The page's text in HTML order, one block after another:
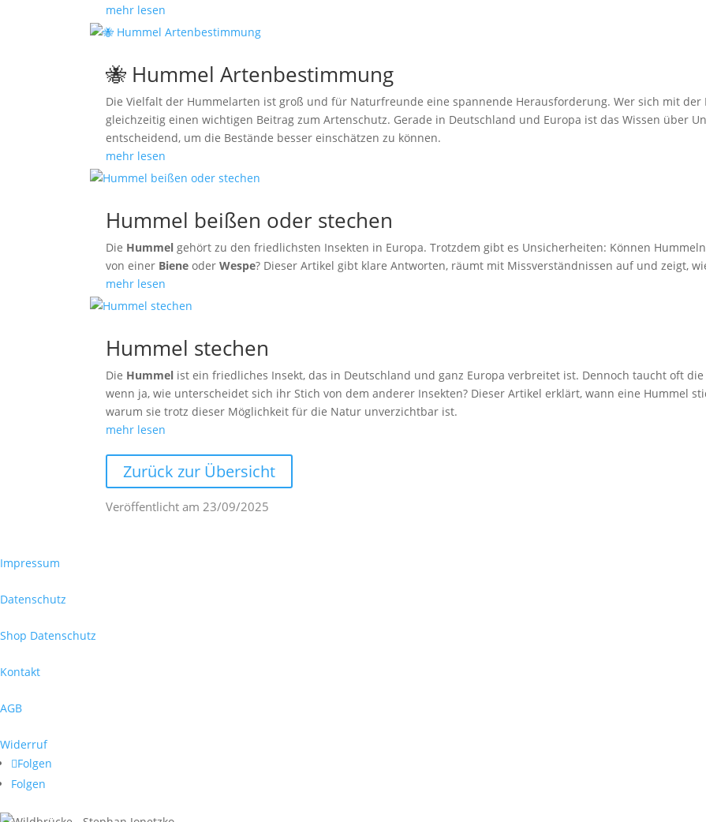
mehr lesen
🐝 Hummel Artenbestimmung
Die Vielfalt der Hummelarten ist groß und für Naturfreunde eine spannende Herausforderung. Wer sich mit
gleichzeitig einen wichtigen Beitrag zum Artenschutz. Gerade in Deutschland und Europa ist das Wissen über
entscheidend, um die Bestände besser einschätzen zu können.
mehr lesen
Hummel beißen oder stechen
Die Hummel gehört zu den friedlichsten Insekten in Europa. Trotzdem gibt es Unsicherheiten: Können Hummeln
von einer Biene oderWespe? Dieser Artikel gibt klare Antworten, räumt mit Missverständnissen auf und zeigt,
mehr lesen
Hummel stechen
Die Hummel ist ein friedliches Insekt, das in Deutschland und ganz Europa verbreitet ist. Dennoch taucht oft
wenn ja, wie unterscheidet sich ihr Stich von dem anderer Insekten? Dieser Artikel erklärt, wann eine Hummel
warum sie trotz dieser Möglichkeit für die Natur unverzichtbar ist.
mehr lesen
Zurück zur Übersicht
Veröffentlicht am23/09/2025
Impressum
Datenschutz
Shop Datenschutz
Kontakt
AGB
Widerruf
Folgen
Folgen